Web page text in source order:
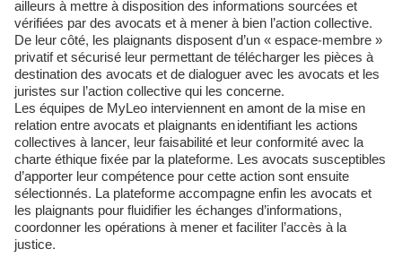
ailleurs à mettre à disposition des informations sourcées et
vérifiées par des avocats et à mener à bien l’action collective.
De leur côté, les plaignants disposent d’un « espace-membre »
privatif et sécurisé leur permettant de télécharger les pièces à
destination des avocats et de dialoguer avec les avocats et les
juristes sur l’action collective qui les concerne.
Les équipes de MyLeo interviennent en amont de la mise en
relation entre avocats et plaignants en identifiant les actions
collectives à lancer, leur faisabilité et leur conformité avec la
charte éthique fixée par la plateforme. Les avocats susceptibles
d’apporter leur compétence pour cette action sont ensuite
sélectionnés. La plateforme accompagne enfin les avocats et
les plaignants pour fluidifier les échanges d’informations,
coordonner les opérations à mener et faciliter l’accès à la
justice.